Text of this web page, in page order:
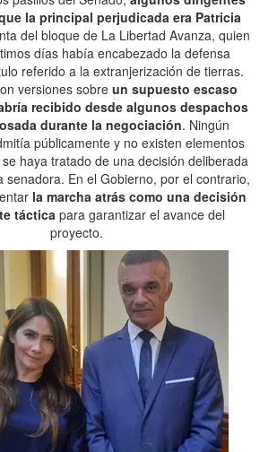
la principal perjudicada era Patricia
del bloque de La Libertad Avanza, quien
días había encabezado la defensa
referido a la extranjerización de tierras.
versiones sobre un supuesto escaso
recibido desde algunos despachos
durante la negociación. Ningún
públicamente y no existen elementos
haya tratado de una decisión deliberada
senadora. En el Gobierno, por el contrario,
la marcha atrás como una decisión
tácticapara garantizar el avance del
proyecto.